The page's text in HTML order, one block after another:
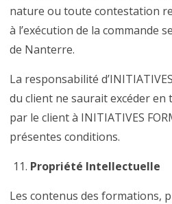
nature ou toute contestation
à l’exécution de la commande
de Nanterre.
La responsabilité
du client ne saurait excéder
par le client à INITIATIVES
présentes conditions.
Propriété Intellectuelle
Les contenus des formations,